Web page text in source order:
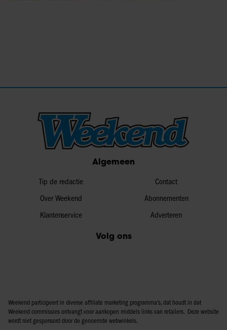
Algemeen
Tip de redactie
Over Weekend
Klantenservice
Contact
Abonnementen
Adverteren
Volg ons
Weekend participeert in diverse affiliate marketing programma’s, dat houdt in dat
Weekend commissies ontvangt voor aankopen middels links van retailers. Deze website
wordt niet gesponsord door de genoemde webwinkels.